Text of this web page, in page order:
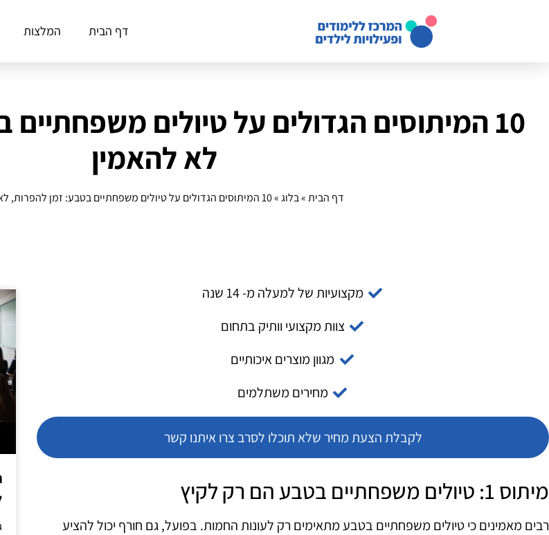
דף הבית המלצות
10 המיתוסים הגדולים על טיולים
לא להאמין
דף הבית»בלוג»10 המיתוסים הגדולים על טיולים משפחתיים בטבע: זמן להפרות, לא להאמין
מקצועיות של למעלה מ- 14 שנה
צוות מקצועי וותיק בתחום
מגוון מוצרים איכותיים
מחירים משתלמים
לקבלת הצעת מחיר שלא תוכלו לסרב צרו איתנו קשר
מיתוס 1: טיולים משפחתיים בטבע הם רק לקיץ
רבים מאמינים כי טיולים משפחתיים בטבע מתאימים רק לעונות החמות. בפועל, גם חורף יכול להציע